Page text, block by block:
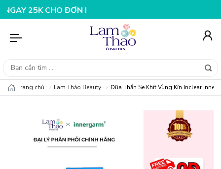
CHO ĐƠN HÀNG 199K
Trang chủ Lam Thảo Beauty Đũa Thần Se Khít Vùng Kín Inclear Inner